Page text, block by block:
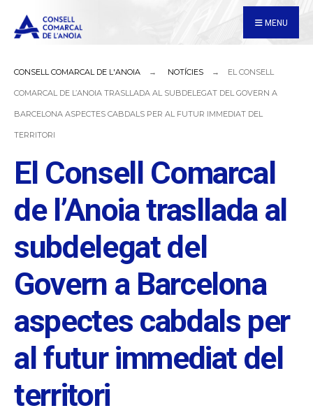
MENU
CONSELL COMARCAL DE L'ANOIA NOTÍCIES EL CONSELL
COMARCAL DE L’ANOIA TRASLLADA AL SUBDELEGAT DEL GOVERN A
BARCELONA ASPECTES CABDALS PER AL FUTUR IMMEDIAT DEL
TERRITORI
El Consell Comarcal
de l’Anoia trasllada al
subdelegat del
Govern a Barcelona
aspectes cabdals per
al futur immediat del
territori